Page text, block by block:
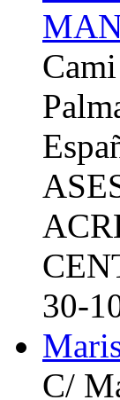
30-
C/